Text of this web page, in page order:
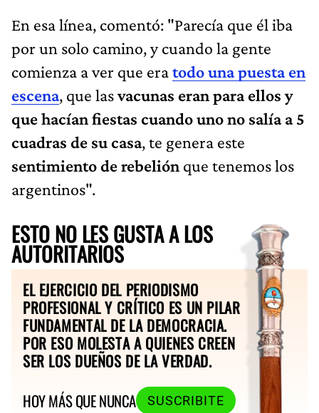
En esa línea, comentó: "Parecía que él iba
por un solo camino, y cuando la gente
comienza a ver que eratodo una puesta en
escena, que lasvacunas eran para ellos y
que hacían fiestas cuando uno no salía a 5
cuadras de su casa, te genera este
sentimiento derebelión que tenemos los
argentinos".
ESTO NO LES GUSTA A LOS
AUTORITARIOS
EL EJERCICIO DEL PERIODISMO
PROFESIONAL Y CRÍTICO ES UN PILAR
FUNDAMENTAL DE LA DEMOCRACIA.
POR ESO MOLESTA A QUIENES CREEN
SER LOS DUEÑOS DE LA VERDAD.
HOY MÁS QUE NUNCA
SUSCRIBITE